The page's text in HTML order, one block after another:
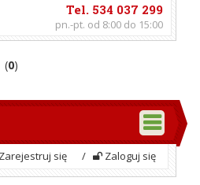
Tel. 534 037 299
pn.-pt. od 8:00 do 15:00
(0)
się / Zaloguj się